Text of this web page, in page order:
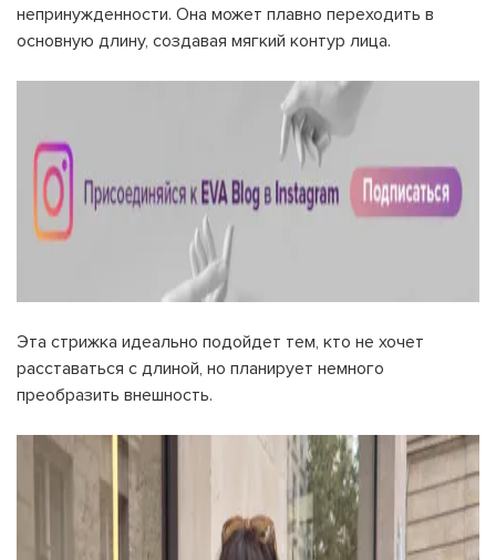
непринужденности. Она может плавно переходить в
основную длину, создавая мягкий контур лица.
Эта стрижка идеально подойдет тем, кто не хочет
расставаться с длиной, но планирует немного
преобразить внешность.